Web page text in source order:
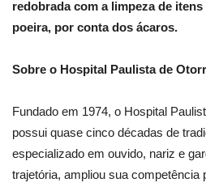
redobrada com a limpeza de
poeira, por conta dos ácaros.
Sobre o Hospital Paulista de
Fundado em 1974, o Hospital
possui quase cinco décadas de
especializado em ouvido, nariz e
trajetória, ampliou sua competência